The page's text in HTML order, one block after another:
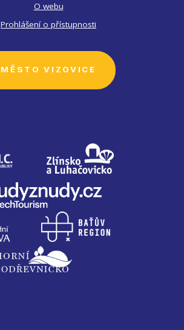
O webu
Prohlášení o přístupnosti
MĚSTO VIZOVICE